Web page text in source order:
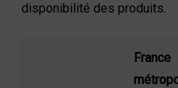
disponibilité des produits.
France